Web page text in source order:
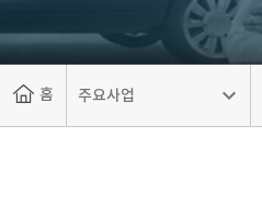
홈 주요사업